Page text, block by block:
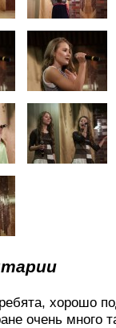
хорошо
очень много